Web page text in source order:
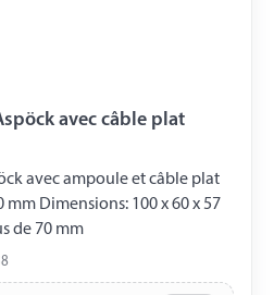
avec câble plat
avec ampoule et câble plat
de 70 mm